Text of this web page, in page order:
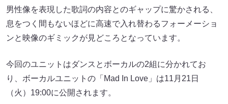
男性像を表現した歌詞の内容とのギャップに驚かされる、
息をつく間もないほどに高速で入れ替わるフォーメーショ
ンと映像のギミックが見どころとなっています。
今回のユニットはダンスとボーカルの2組に分かれてお
り、ボーカルユニットの「Mad In Love」は11月21日
（火）19:00に公開されます。